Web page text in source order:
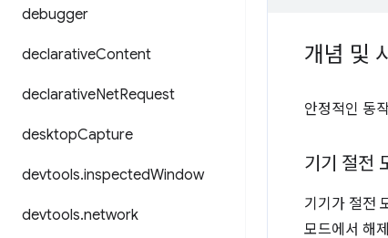
debugger
declarativeContent
declarativeNetRequest
desktopCapture
devtools.inspectedWindow
devtools.network
개념 및
안정적인 동
기기 절전
기기가 절전
모드에서 해